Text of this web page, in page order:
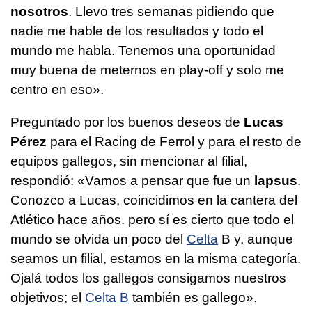
nosotros. Llevo tres semanas pidiendo que
nadie me hable de los resultados y todo el
mundo me habla. Tenemos una oportunidad
muy buena de meternos en play-off y solo me
centro en eso».
Preguntado por los buenos deseos de Lucas
Pérez para el Racing de Ferrol y para el resto de
equipos gallegos, sin mencionar al filial,
respondió: «Vamos a pensar que fue un lapsus.
Conozco a Lucas, coincidimos en la cantera del
Atlético hace años. pero sí es cierto que todo el
mundo se olvida un poco del Celta B y, aunque
seamos un filial, estamos en la misma categoría.
Ojalá todos los gallegos consigamos nuestros
objetivos; el Celta B también es gallego».